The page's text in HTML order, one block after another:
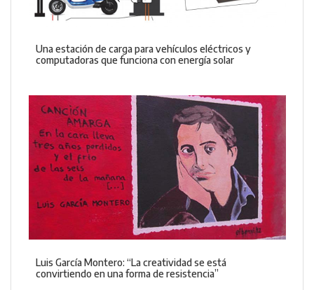
Una estación de carga para vehículos eléctricos y
computadoras que funciona con energía solar
Luis García Montero: “La creatividad se está
convirtiendo en una forma de resistencia”